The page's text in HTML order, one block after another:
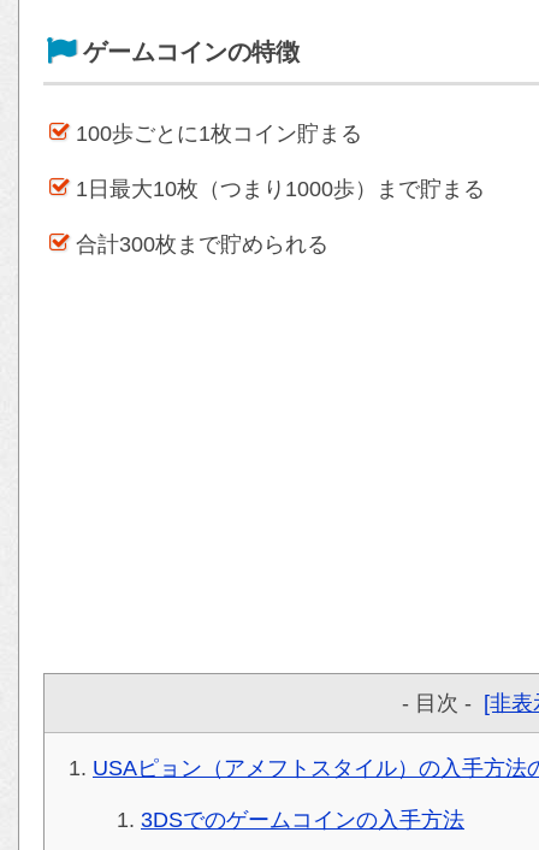
ゲームコインの特徴
100歩ごとに1枚コイン貯まる
1日最大10枚（つまり1000歩）まで貯まる
合計300枚まで貯められる
- 目次 - [非表
USAピョン（アメフトスタイル）の入手方法
3DSでのゲームコインの入手方法